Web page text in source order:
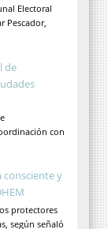
Electoral
Pescador,
de
con
consciente y
protectores
según señaló